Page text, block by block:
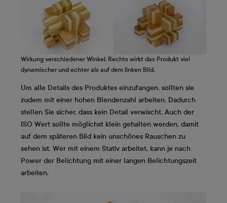
Wirkung verschiedener Winkel. Rechts wirkt das Produkt viel
dynamischer und echter als auf dem linken Bild.
Um alle Details des Produktes einzufangen, sollten sie
zudem mit einer hohen Blendenzahl arbeiten. Dadurch
stellen Sie sicher, dass kein Detail verwischt. Auch der
ISO Wert sollte möglichst klein gehalten werden, damit
auf dem späteren Bild kein unschönes Rauschen zu
sehen ist. Wer mit einem Stativ arbeitet, kann je nach
Power der Belichtung mit einer langen Belichtungszeit
arbeiten.